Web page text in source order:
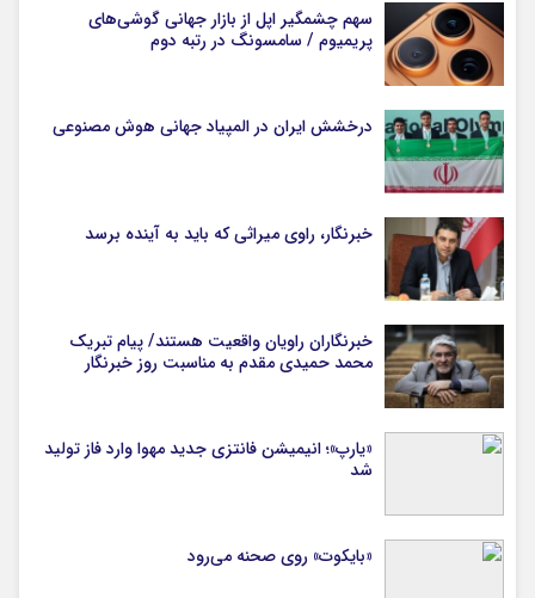
سهم چشمگیر اپل از بازار جهانی گوشی‌های
پریمیوم / سامسونگ در رتبه دوم
درخشش ایران در المپیاد جهانی هوش مصنوعی
خبرنگار، راوی میراثی که باید به آینده برسد
خبرنگاران راویان واقعیت هستند/ پیام تبریک
محمد حمیدی مقدم به مناسبت روز خبرنگار
«یارپ»؛ انیمیشن فانتزی جدید مهوا وارد فاز تولید
شد
«بایکوت» روی صحنه می‌رود